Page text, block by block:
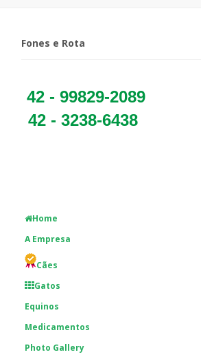
Fones e Rota
42 - 99829-2089
42 - 3238-6438
Home
A Empresa
Cães
Gatos
Equinos
Medicamentos
Photo Gallery